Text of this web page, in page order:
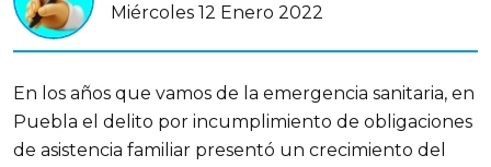
Miércoles 12 Enero 2022
En los años que vamos de la emergencia sanitaria, en
Puebla el delito por incumplimiento de obligaciones
de asistencia familiar presentó un crecimiento del